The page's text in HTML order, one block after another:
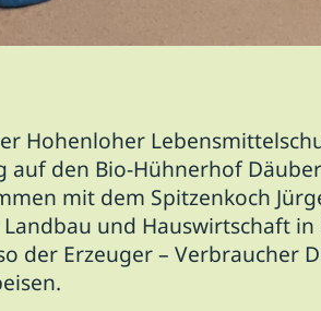
Hohenloher
auf den Bio-Hühnerhof
mit dem Spitzenkoch
und Hauswirtschaft
der Erzeuger – Verbraucher